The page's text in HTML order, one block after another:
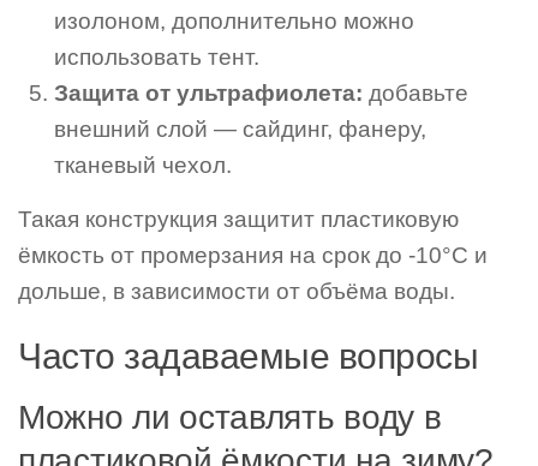
изолоном, дополнительно можно
использовать тент.
Защита от ультрафиолета: добавьте
внешний слой — сайдинг, фанеру,
тканевый чехол.
Такая конструкция защитит пластиковую
ёмкость от промерзания на срок до -10°C и
дольше, в зависимости от объёма воды.
Часто задаваемые вопросы
Можно ли оставлять воду в